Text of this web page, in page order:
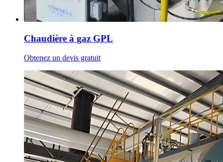
Chaudière à gaz GPL
Obtenez un devis gratuit